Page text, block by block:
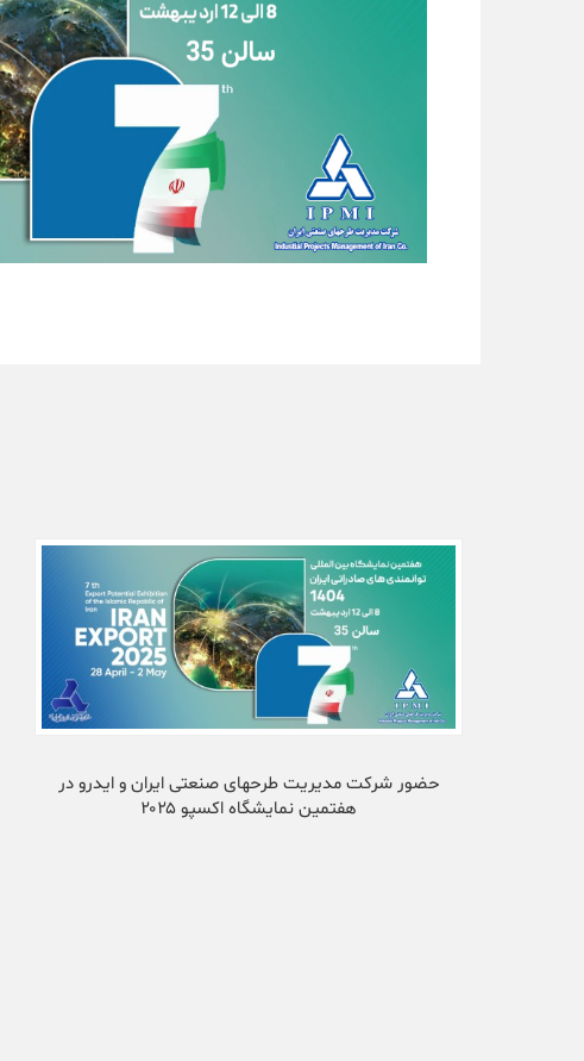
حضور شرکت‌ مدیریت طرحهای صنعتی ایران و ایدرو در
هفتمین نمایشگاه اکسپو ۲۰۲۵